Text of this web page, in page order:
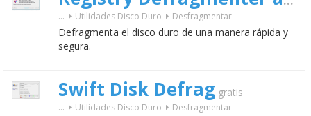
... Utilidades Disco Duro Desfragmentar
Defragmenta el disco duro de una manera rápida y
segura.
Swift Disk Defrag gratis
... Utilidades Disco Duro Desfragmentar